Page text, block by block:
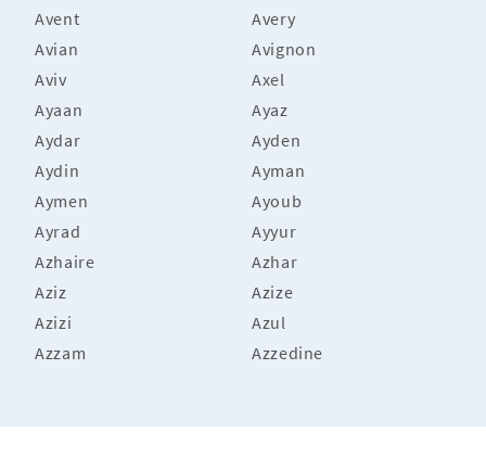
Avent
Avery
Avian
Avignon
Aviv
Axel
Ayaan
Ayaz
Aydar
Ayden
Aydin
Ayman
Aymen
Ayoub
Ayrad
Ayyur
Azhaire
Azhar
Aziz
Azize
Azizi
Azul
Azzam
Azzedine